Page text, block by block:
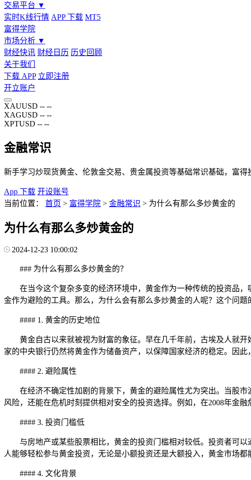
交易平台 ▼
实时K线行情 APP 下载 MT5
富得学院
市场分析 ▼
财经快讯 财经日历 历史回顾
关于我们
下载 APP 立即注册
开立账户
XAUUSD -- --
XAGUSD -- --
XPTUSD -- --
金融常识
新手学习炒现货黄金、伦敦金交易、贵金属投资等基础常识基础，富得
App 下载 开设账号
当前位置：
首页 > 富得学院 > 金融常识 > 为什么有那么多炒黄金的
为什么有那么多炒黄金的
2024-12-23 10:00:02
### 为什么有那么多炒黄金的？
在当今这个复杂多变的经济环境中，黄金作为一种传统的投资品
金作为避险的工具。那么，为什么会有那么多炒黄金的人呢？这个问
#### 1. 黄金的历史地位
黄金自古以来就被视为财富的象征。早在几千年前，古埃及人就
家的中央银行仍然将黄金作为储备资产，以保障国家经济的稳定。因此
#### 2. 避险属性
在经济不确定性加剧的背景下，黄金的避险属性尤为突出。当股
风险，还能在危机时刻提供相对安全的投资选择。例如，在2008年金
#### 3. 投资门槛低
与房地产或某些股票相比，黄金的投资门槛相对较低。投资者可
人能够轻松参与黄金投资，无论是小额投资还是大额投入，黄金市场都
#### 4. 文化背景